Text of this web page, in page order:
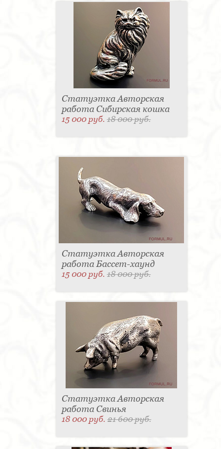
Статуэтка Авторская
работа Сибирская кошка
15 000 руб.18 000 руб.
Статуэтка Авторская
работа Бассет-хаунд
15 000 руб.18 000 руб.
Статуэтка Авторская
работа Свинья
18 000 руб.21 600 руб.